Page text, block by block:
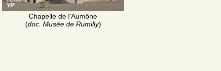
Chapelle de l'Aumône
(doc. Musée de Rumilly)